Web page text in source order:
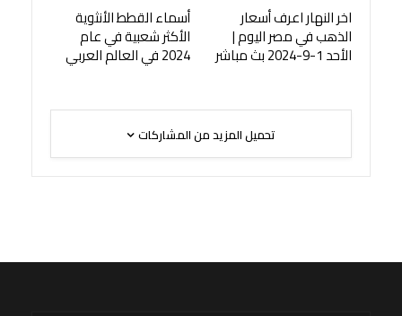
اخر النهار اعرف أسعار
الذهب في مصر اليوم |
الأحد 1-9-2024 بث مباشر
أسماء القطط الأنثوية
الأكثر شعبية في عام
2024 في العالم العربي
تحميل المزيد من المشاركات